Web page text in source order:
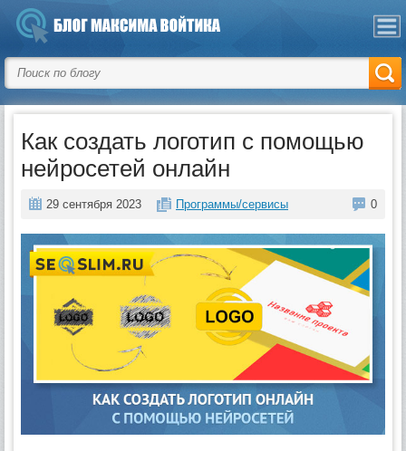
Как создать логотип с помощью
нейросетей онлайн
29 сентября 2023 Программы/сервисы 0